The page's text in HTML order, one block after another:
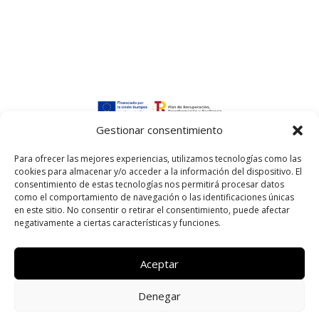
Gestionar consentimiento
Para ofrecer las mejores experiencias, utilizamos tecnologías como las
cookies para almacenar y/o acceder a la información del dispositivo. El
consentimiento de estas tecnologías nos permitirá procesar datos
como el comportamiento de navegación o las identificaciones únicas
en este sitio. No consentir o retirar el consentimiento, puede afectar
negativamente a ciertas características y funciones.
Aceptar
Denegar
Politica de privacidad | Aviso Legal | Política de
Cookies